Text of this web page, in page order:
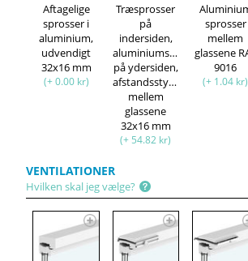
Aftagelige
sprosser i
aluminium,
udvendigt
32x16 mm
(+ 0.00 kr)
Træsprosser
på
indersiden,
aluminiumsprosser
på ydersiden,
afstandsstykke
mellem
glassene
32x16 mm
(+ 54.82 kr)
sprosser
mellem
glassene
9016
(+ 1.04 kr)
VENTILATIONER
Hvilken skal jeg vælge?